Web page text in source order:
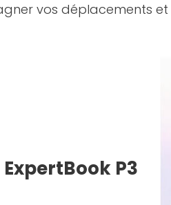
vos déplacements et
P3